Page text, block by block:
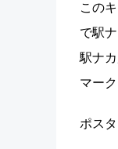
この
で駅
駅ナ
マー
ポス